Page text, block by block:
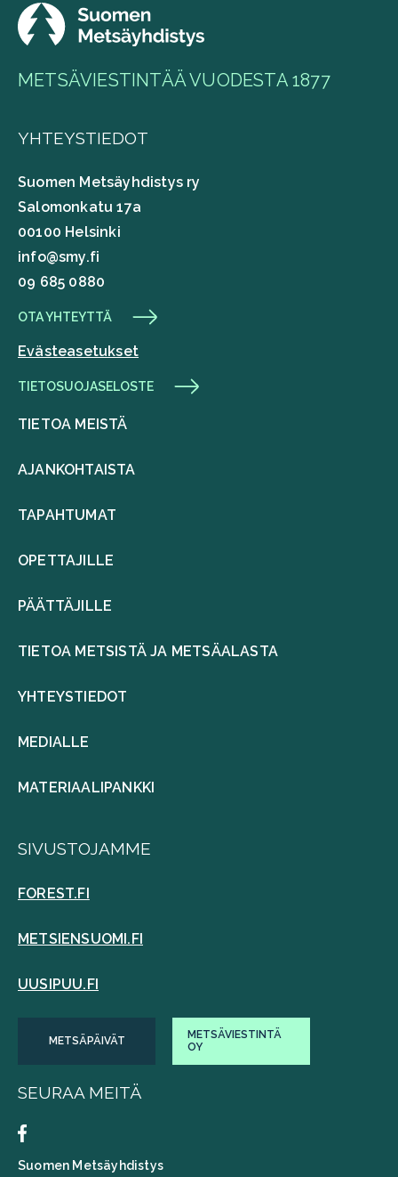
METSÄVIESTINTÄÄ VUODESTA 1877
YHTEYSTIEDOT
Suomen Metsäyhdistys ry
Salomonkatu 17a
00100 Helsinki
info@smy.fi
09 685 0880
OTA YHTEYTTÄ
Evästeasetukset
TIETOSUOJASELOSTE
TIETOA MEISTÄ
AJANKOHTAISTA
TAPAHTUMAT
OPETTAJILLE
PÄÄTTÄJILLE
TIETOA METSISTÄ JA METSÄALASTA
YHTEYSTIEDOT
MEDIALLE
MATERIAALIPANKKI
SIVUSTOJAMME
FOREST.FI
METSIENSUOMI.FI
UUSIPUU.FI
METSÄPÄIVÄT
METSÄVIESTINTÄ
OY
SEURAA MEITÄ
Suomen Metsäyhdistys